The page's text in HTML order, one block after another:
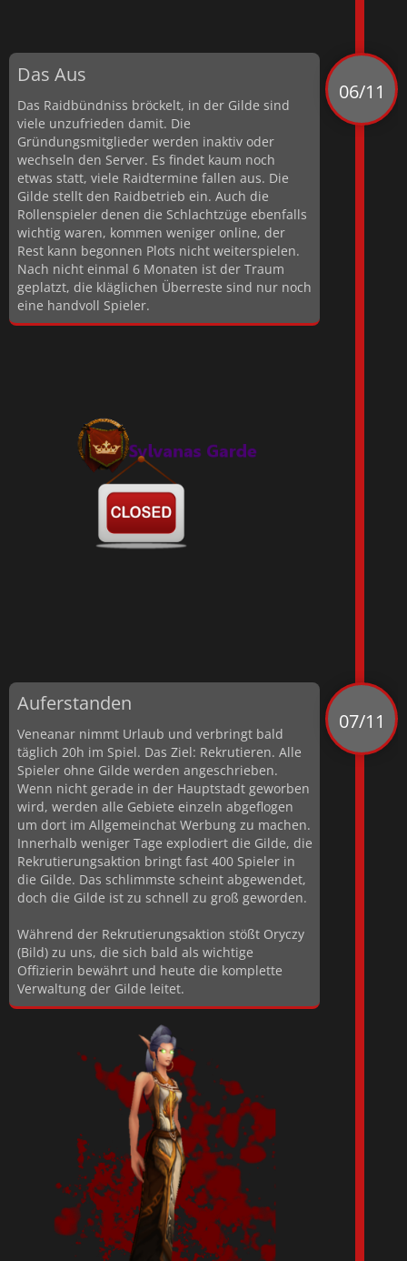
Das Aus
Das Raidbündniss bröckelt, in der Gilde sind
viele unzufrieden damit. Die
Gründungsmitglieder werden inaktiv oder
wechseln den Server. Es findet kaum noch
etwas statt, viele Raidtermine fallen aus. Die
Gilde stellt den Raidbetrieb ein. Auch die
Rollenspieler denen die Schlachtzüge ebenfalls
wichtig waren, kommen weniger online, der
Rest kann begonnen Plots nicht weiterspielen.
Nach nicht einmal 6 Monaten ist der Traum
geplatzt, die kläglichen Überreste sind nur noch
eine handvoll Spieler.
06/11
Auferstanden
Veneanar nimmt Urlaub und verbringt bald
täglich 20h im Spiel. Das Ziel: Rekrutieren. Alle
Spieler ohne Gilde werden angeschrieben.
Wenn nicht gerade in der Hauptstadt geworben
wird, werden alle Gebiete einzeln abgeflogen
um dort im Allgemeinchat Werbung zu machen.
Innerhalb weniger Tage explodiert die Gilde, die
Rekrutierungsaktion bringt fast 400 Spieler in
die Gilde. Das schlimmste scheint abgewendet,
doch die Gilde ist zu schnell zu groß geworden.
Während der Rekrutierungsaktion stößt Oryczy
(Bild) zu uns, die sich bald als wichtige
Offizierin bewährt und heute die komplette
Verwaltung der Gilde leitet.
07/11